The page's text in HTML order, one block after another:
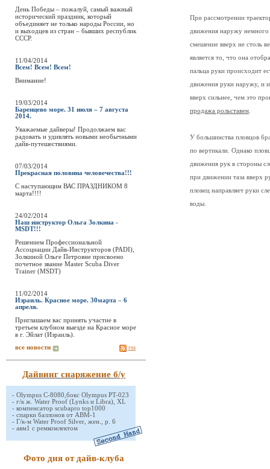
День Победы – пожалуй, самый важный
исторический праздник, который
объединяет не только народы России, но
и выходцев из стран – бывших республик
СССР.
11/04/2014
Всем! Всем! Всем!
Внимание!
19/03/2014
Баренцево море. 31 июля – 7 августа
2014.
Уважаемые дайверы! Продолжаем вас
радовать и удивлять новыми необычными
дайв-путешествиями.
07/03/2014
Прекрасная половина человечества!!!
C наступающим ВАС ПРАЗДНИКОМ 8
марта!!!!
24/02/2014
Наш инструктор Ольга Золкина -
MSDT!!!
Решением Профессиональной
Ассоциации Дайв-Инструкторов (PADI),
Золкиной Ольге Петровне присвоено
почетное звание Master Scuba Diver
Trainer (MSDT)
11/02/2014
Израиль. Красное море. 30марта – 6
апреля.
Приглашаем вас принять участие в
третьем клубном выезде на Красное море
в г. Эйлат (Израиль).
все новости rss
Дайвинг снаряжение б/у
- Olympus C-8080,бокс Olympus PT-023
- г/к ж. Water Proof (Lynks и Libra), XL
- компенсатор scubapro top1000
- спарки баллонов от АВМ-1
- Г/к-м Water Proof Silver, жен., р. 6
- авм1 с ремкомлектом
Фото дня от дайв-клуба
При рассмотрении
движения наружу
смешение вверх не столь
является то, что она
пальца руки происходит
движения руки наружу, и
вверх сильнее, чем это
продажа рольставен
У большинства пловцов
по вертикали. Однако
движения рук в стороны
при движении таза вверх
пловец направляет руки
воды.